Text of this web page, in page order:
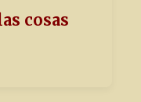
cosas